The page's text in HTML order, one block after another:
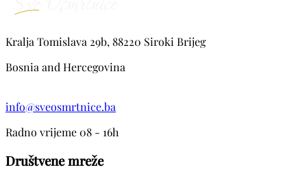
Kralja Tomislava 29b, 88220 Siroki Brijeg
Bosnia and Hercegovina
info@sveosmrtnice.ba
Radno vrijeme 08 - 16h
Društvene mreže